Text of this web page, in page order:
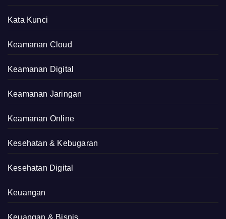
Kata Kunci
Keamanan Cloud
Keamanan Digital
Keamanan Jaringan
Keamanan Online
Kesehatan & Kebugaran
Kesehatan Digital
Keuangan
Keuangan & Bisnis